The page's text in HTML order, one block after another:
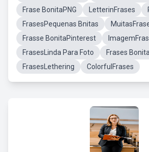
Frase BonitaPNG
LetterinFrases
FrasesPequenas Bnitas
Frasse BonitaPinterest
FrasesLinda Para Foto
Frases
FrasesLethering
ColorfulFrases